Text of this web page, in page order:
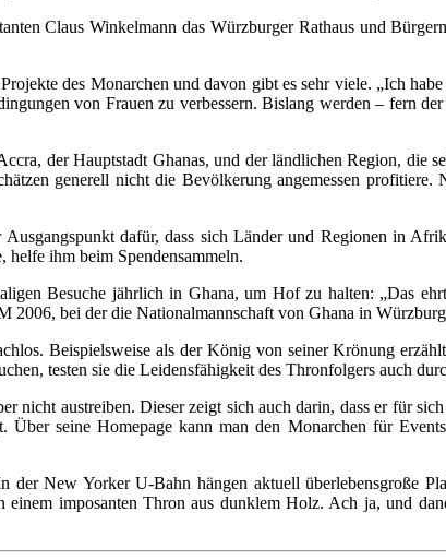
Claus Winkelmann das Würzburger Rathaus und
des Monarchen und davon gibt es sehr viele. „Ich
von Frauen zu verbessern. Bislang werden – fern
der Hauptstadt Ghanas, und der ländlichen Region,
generell nicht die Bevölkerung angemessen
dafür, dass sich Länder und Regionen in
helfe ihm beim Spendensammeln.
Besuche jährlich in Ghana, um Hof zu halten: „Das
2006, bei der die Nationalmannschaft von Ghana in
Beispielsweise als der König von seiner Krönung
testen sie die Leidensfähigkeit des Thronfolgers auch
nicht austreiben. Dieser zeigt sich auch darin, dass er für
seine Homepage kann man den Monarchen für
der New Yorker U-Bahn hängen aktuell überlebensgroße
imposanten Thron aus dunklem Holz. Ach ja, und